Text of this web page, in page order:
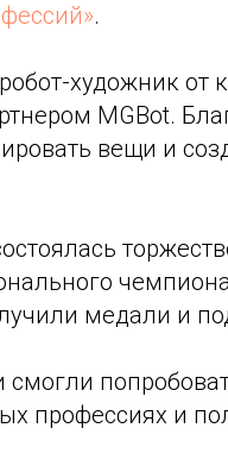
.
художник от
MGBot.
вещи и
медали и
профессиях и